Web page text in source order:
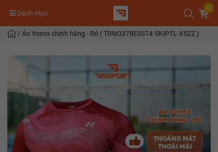
Danh mục
0
/ Áo Yonex chính hãng - Đỏ ( TRM3378ESST4-SKIPTL-XSZZ )